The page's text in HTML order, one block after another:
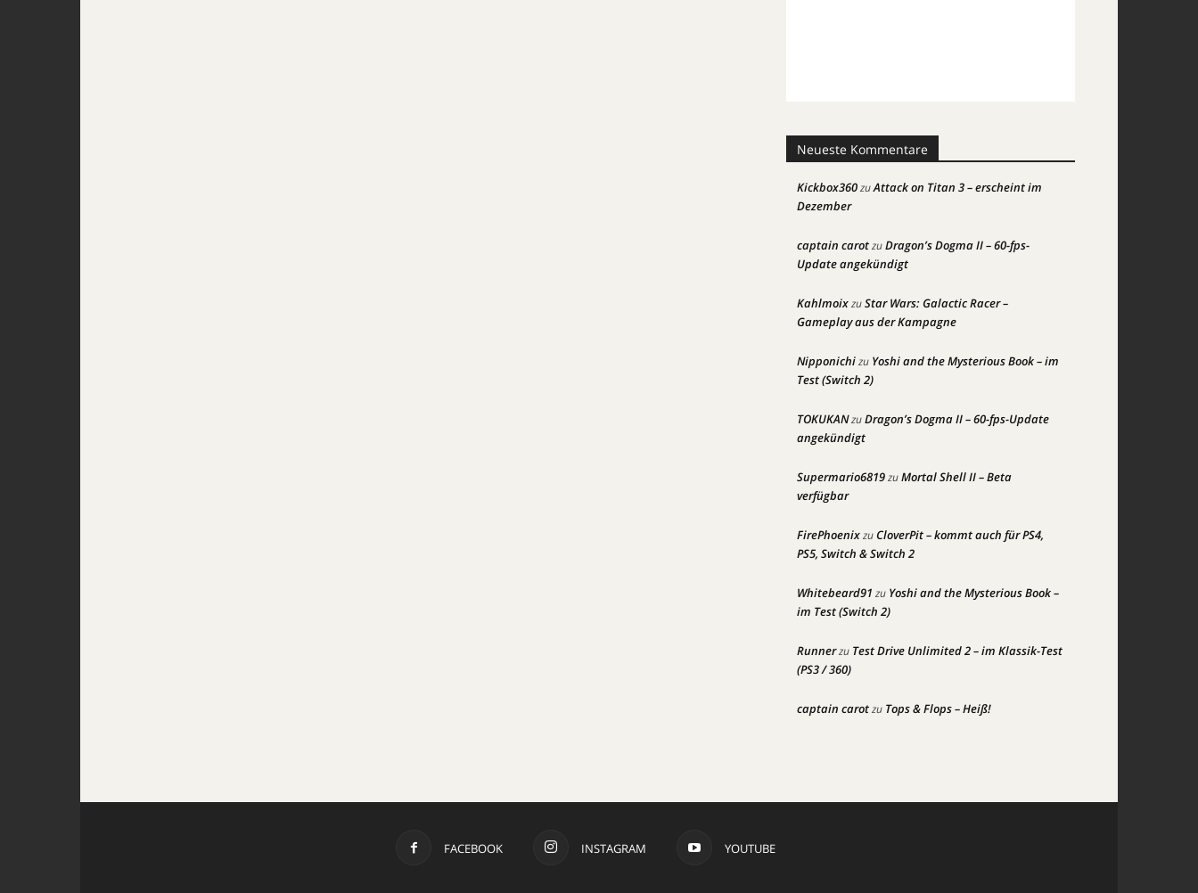
Neueste Kommentare
Kickbox360zuAttack on Titan 3 – erscheint im
Dezember
captain carotzuDragon’s Dogma II – 60-fps-
Update angekündigt
KahlmoixzuStar Wars: Galactic Racer –
Gameplay aus der Kampagne
Nipponichizu Yoshi and the Mysterious Book – im
Test (Switch 2)
TOKUKANzuDragon’s Dogma II – 60-fps-Update
angekündigt
Supermario6819zuMortal Shell II – Beta
verfügbar
FirePhoenixzuCloverPit – kommt auch für PS4,
PS5, Switch & Switch 2
Whitebeard91 zu Yoshi and the Mysterious Book –
im Test (Switch 2)
Runnerzu Test Drive Unlimited 2 – im Klassik-Test
(PS3 / 360)
captain carotzu Tops & Flops – Heiß!
FACEBOOK INSTAGRAM YOUTUBE